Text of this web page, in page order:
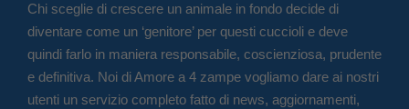
Chi sceglie di crescere un animale in fondo decide di
diventare come un ‘genitore’ per questi cuccioli e deve
quindi farlo in maniera responsabile, coscienziosa, prudente
e definitiva. Noi di Amore a 4 zampe vogliamo dare ai nostri
utenti un servizio completo fatto di news, aggiornamenti,